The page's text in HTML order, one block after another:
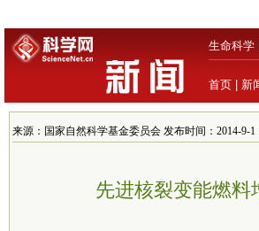
生命科学
首页 新
来源：国家自然科学基金委员会 发布时间：2014-9-1
先进核裂变能燃